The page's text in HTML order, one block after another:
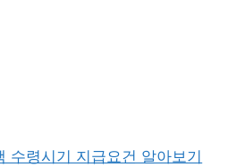
수령시기 지급요건 알아보기